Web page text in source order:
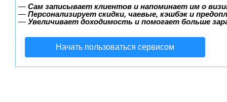
— Сам записывает клиентов и напоминает им о
— Персонализирует скидки, чаевые, кэшбэк и
— Увеличивает доходимость и помогает больше
Начать пользоваться сервисом